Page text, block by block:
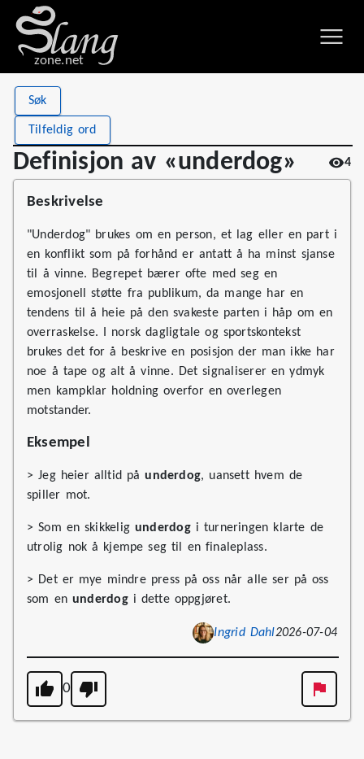
zone.net
Søk
Tilfeldig ord
Definisjon av «underdog» 4
Definisjon av «underdog»
Stat
Views
Definitions 1
2026
Beskrivelse
"Underdog" brukes om en person, et lag eller en part i
en konflikt som på forhånd er antatt å ha minst sjanse
til å vinne. Begrepet bærer ofte med seg en
emosjonell støtte fra publikum, da mange har en
tendens til å heie på den svakeste parten i håp om en
overraskelse. I norsk dagligtale og sportskontekst
brukes det for å beskrive en posisjon der man ikke har
noe å tape og alt å vinne. Det signaliserer en ydmyk
men kampklar holdning overfor en overlegen
motstander.
Eksempel
> Jeg heier alltid påunderdog, uansett hvem de
spiller mot.
> Som en skikkelig underdogi turneringen klarte de
utrolig nok å kjempe seg til en finaleplass.
> Det er mye mindre press på oss når alle ser på oss
som en underdogi dette oppgjøret.
Ingrid Dahl2026-07-04
0